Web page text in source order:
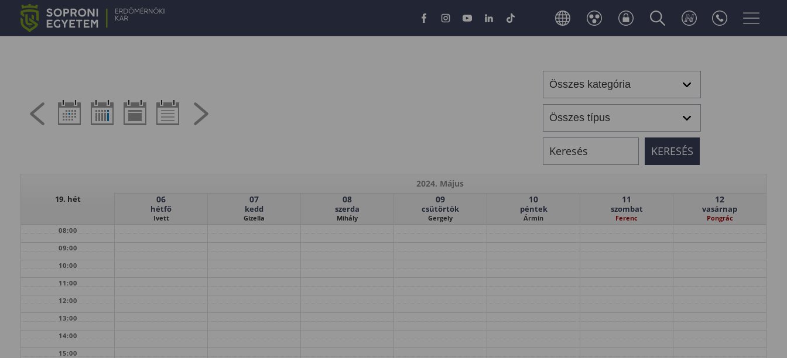
19. hét
2024. Május
06
hétfő
Ivett
07
kedd
Gizella
08
szerda
Mihály
09
csütörtök
Gergely
10
péntek
Ármin
11
szombat
Ferenc
12
vasárnap
Pongrác
08:00
09:00
10:00
11:00
12:00
13:00
14:00
15:00